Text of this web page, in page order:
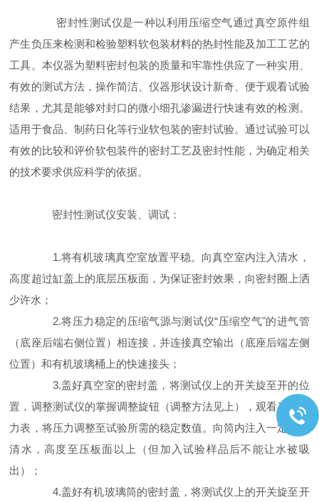
密封性测试仪是一种以利用压缩空气通过真空原件组
产生负压来检测和检验塑料软包装材料的热封性能及加工工艺的
工具。本仪器为塑料密封包装的质量和牢靠性供应了一种实用、
有效的测试方法，操作简洁、仪器形状设计新奇、便于观看试验
结果，尤其是能够对封口的微小细孔渗漏进行快速有效的检测。
适用于食品、制药日化等行业软包装的密封试验。通过试验可以
有效的比较和评价软包装件的密封工艺及密封性能，为确定相关
的技术要求供应科学的依据。
密封性测试仪安装、调试：
1.将有机玻璃真空室放置平稳。向真空室内注入清水，
高度超过缸盖上的底层压板面，为保证密封效果，向密封圈上洒
少许水；
2.将压力稳定的压缩气源与测试仪“压缩空气"的进气管
（底座后端右侧位置）相连接，并连接真空输出（底座后端左侧
位置）和有机玻璃桶上的快速接头；
3.盖好真空室的密封盖，将测试仪上的开关旋至开的位
置，调整测试仪的掌握调整旋钮（调整方法见上），观看真空压
力表，将压力调整至试验所需的稳定数值。向筒内注入一定量的
清水，高度至压板面以上（但加入试验样品后不能让水被吸
出）；
4.盖好有机玻璃筒的密封盖，将测试仪上的开关旋至开